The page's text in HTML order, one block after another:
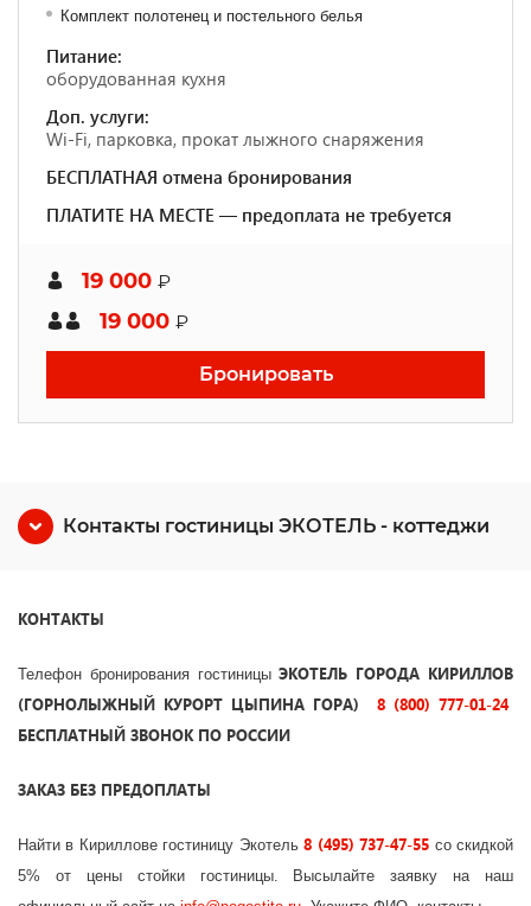
Комплект полотенец и постельного белья
Питание:
оборудованная кухня
Доп. услуги:
Wi-Fi, парковка, прокат лыжного снаряжения
БЕСПЛАТНАЯ отмена бронирования
ПЛАТИТЕ НА МЕСТЕ — предоплата не требуется
19 000 ₽
19 000 ₽
Бронировать
Контакты гостиницы ЭКОТЕЛЬ - коттеджи
КОНТАКТЫ
Телефон бронирования гостиницыЭКОТЕЛЬ ГОРОДА КИРИЛЛОВ
(ГОРНОЛЫЖНЫЙ КУРОРТ ЦЫПИНА ГОРА)
8 (800) 777-01-24
БЕСПЛАТНЫЙ ЗВОНОК ПО РОССИИ
ЗАКАЗ БЕЗ ПРЕДОПЛАТЫ
Найти в Кириллове гостиницу Экотель8 (495) 737-47-55 со скидкой
5% от цены стойки гостиницы. Высылайте заявку на наш